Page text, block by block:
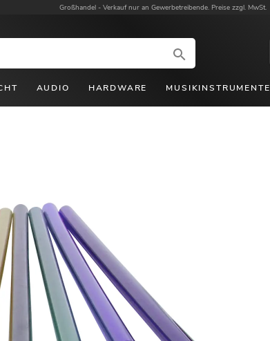
Großhandel - Verkauf nur an Gewerbetreibende. Preise zzgl. MwSt.
AUDIO HARDWARE MUSIKINSTRUMENTE